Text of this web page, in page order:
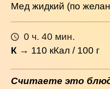
Мед жидкий (по
0 ч. 40 мин.
К → 110 кКал / 100 г
Считаете это